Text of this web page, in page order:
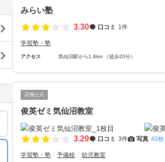
みらい塾
3.30
口コミ 1件
学習塾・塾
アクセス 気仙沼駅から1.6km （徒歩20分）
店舗公式
俊英ゼミ気仙沼教室
3.29 口コミ 3件 写真 40枚
学習塾・塾 予備校 幼児教室